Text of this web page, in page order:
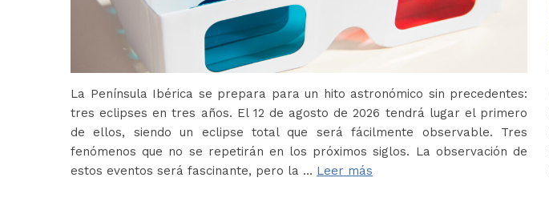
La Península Ibérica se prepara para un hito astronómico sin precedentes:
tres eclipses en tres años. El 12 de agosto de 2026 tendrá lugar el primero
de ellos, siendo un eclipse total que será fácilmente observable. Tres
fenómenos que no se repetirán en los próximos siglos. La observación de
estos eventos será fascinante, pero la … Leer más